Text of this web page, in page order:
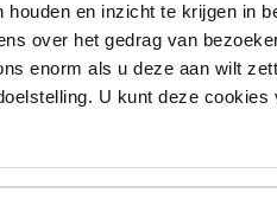
en inzicht te krijgen in
over het gedrag van
enorm als u deze aan wilt
U kunt deze